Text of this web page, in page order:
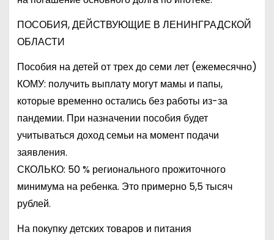
ПОСОБИЯ, ДЕЙСТВУЮЩИЕ В ЛЕНИНГРАДСКОЙ
ОБЛАСТИ
Пособия на детей от трех до семи лет (ежемесячно)
КОМУ: получить выплату могут мамы и папы,
которые временно остались без работы из-за
пандемии. При назначении пособия будет
учитываться доход семьи на момент подачи
заявления.
СКОЛЬКО: 50 % регионального прожиточного
минимума на ребенка. Это примерно 5,5 тысяч
рублей.
На покупку детских товаров и питания